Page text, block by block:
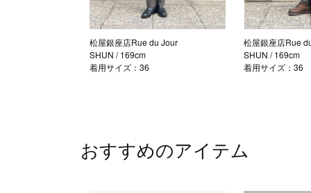
松屋銀座店Rue du Jour
SHUN / 169cm
着用サイズ：36
松屋銀座店Rue
SHUN/ 169cm
着用サイズ：36
おすすめのアイテム